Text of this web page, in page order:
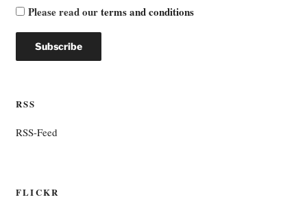
Please read ourterms and conditions
RSS
RSS-Feed
FLICKR